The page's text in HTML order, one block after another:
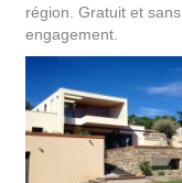
région. Gratuit et sans
engagement.